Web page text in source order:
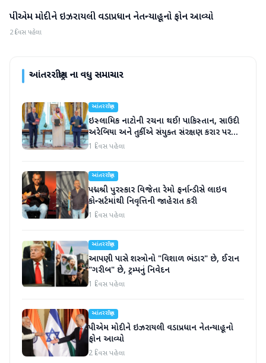
આંતરરાષ્ટ્રીય
પીએમ મોદીને ઇઝરાયલી વડાપ્રધાન નેતન્યાહૂનો ફોન આવ્યો
2 દિવસ પહેલા
આંતરરાષ્ટ્રીયના વધુ સમાચાર
આંતરરાષ્ટ્રીય
ઇસ્લામિક નાટોની રચના થઈ! પાકિસ્તાન, સાઉદી
અરેબિયા અને તુર્કીએ સંયુક્ત સંરક્ષણ કરાર પર
હસ્તાક્ષર
1 દિવસ પહેલા
આંતરરાષ્ટ્રીય
પદ્મશ્રી પુરસ્કાર વિજેતા રેમો ફર્નાન્ડીસે લાઇવ
કોન્સર્ટમાંથી નિવૃત્તિની જાહેરાત કરી
1 દિવસ પહેલા
આંતરરાષ્ટ્રીય
આપણી પાસે શસ્ત્રોનો "વિશાળ ભંડાર" છે, ઈરાન
"ગરીબ" છે, ટ્રમ્પનું નિવેદન
1 દિવસ પહેલા
આંતરરાષ્ટ્રીય
પીએમ મોદીને ઇઝરાયલી વડાપ્રધાન નેતન્યાહૂનો
ફોન આવ્યો
2 દિવસ પહેલા